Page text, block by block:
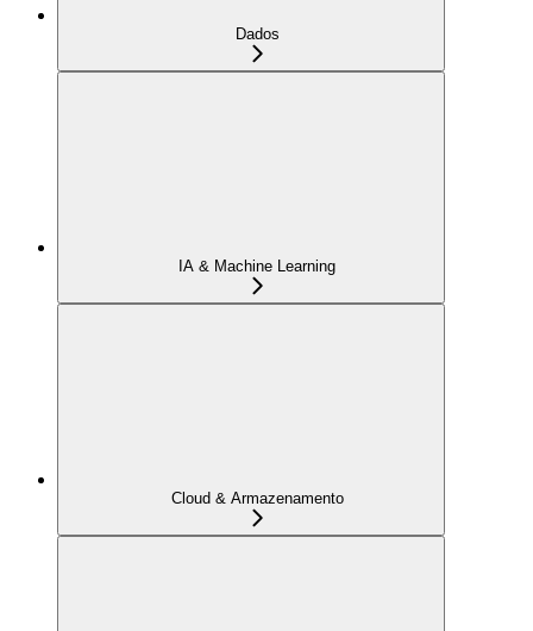
Dados
IA & Machine Learning
Cloud & Armazenamento